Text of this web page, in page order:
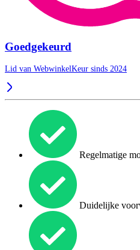
Goedgekeurd
Lid van WebwinkelKeur sinds 2024
Regelmatige
Duidelijke